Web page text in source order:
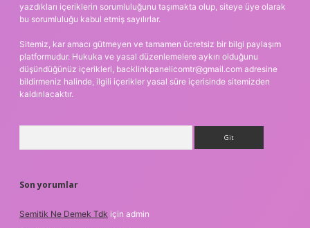
yazdıkları içeriklerin sorumluluğunu taşımakta olup, siteye üye olarak
bu sorumluluğu kabul etmiş sayılırlar.
Sitemiz, kar amacı gütmeyen ve tamamen ücretsiz bir bilgi paylaşım
platformudur. Hukuka ve yasal düzenlemelere aykırı olduğunu
düşündüğünüz içerikleri, backlinkpanelicomtr@gmail.com adresine
bildirmeniz halinde, ilgili içerikler yasal süre içerisinde sitemizden
kaldırılacaktır.
Son yorumlar
Semitik Ne Demek Tdk için admin